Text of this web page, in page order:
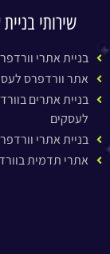
שירותי
בניית אתרי
אתר וורדפרס
בניית אתרים
לעסקים
בניית אתרי
אתרי תדמית